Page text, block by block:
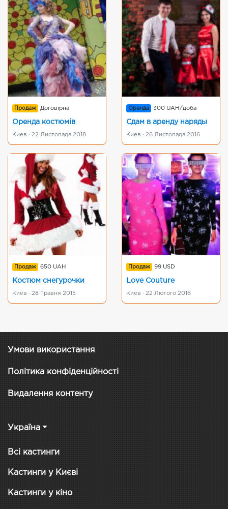
Продаж Договірна
Оренда костюмів
Киев · 22 Листопада 2018
Оренда 300 UAH/доба
Сдам в аренду наряды
Киев · 26 Листопада 2016
Продаж 650 UAH
Костюм снегурочки
Киев · 28 Травня 2015
Продаж 99 USD
Love Couture
Киев · 22 Лютого 2016
Умови використання
Політика конфіденційності
Видалення контенту
Україна
Всі кастинги
Кастинги у Києві
Кастинги у кіно